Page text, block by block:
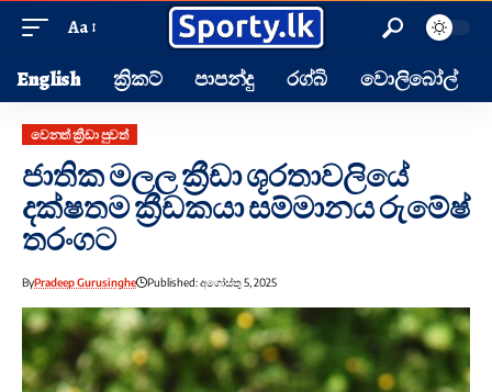
Aa
English ක්‍රිකට් පාපන්දු රග්බි වොලිබෝල්
වෙනත් ක්‍රීඩා පුවත්
ජාතික මලල ක්‍රීඩා ශූරතාවලියේ
දක්ෂතම ක්‍රීඩකයා සම්මානය රුමේෂ්
තරංගට
ByPradeep Gurusinghe Published: අගෝස්තු 5, 2025